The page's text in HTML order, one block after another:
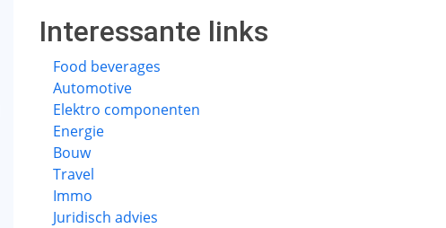
Interessante links
Food beverages
Automotive
Elektro componenten
Energie
Bouw
Travel
Immo
Juridisch advies